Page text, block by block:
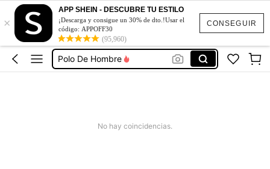
CONSEGUIR
×
APP SHEIN - DESCUBRE TU ESTILO
¡Descarga y consigue un 30% de dto.!Usar el
código: APPOFF30
(95,960)
Poloches De Hombres
Camisas Para Hombre
Polo De Hombre
Camisas Para Hombre
No hay coincidencias.